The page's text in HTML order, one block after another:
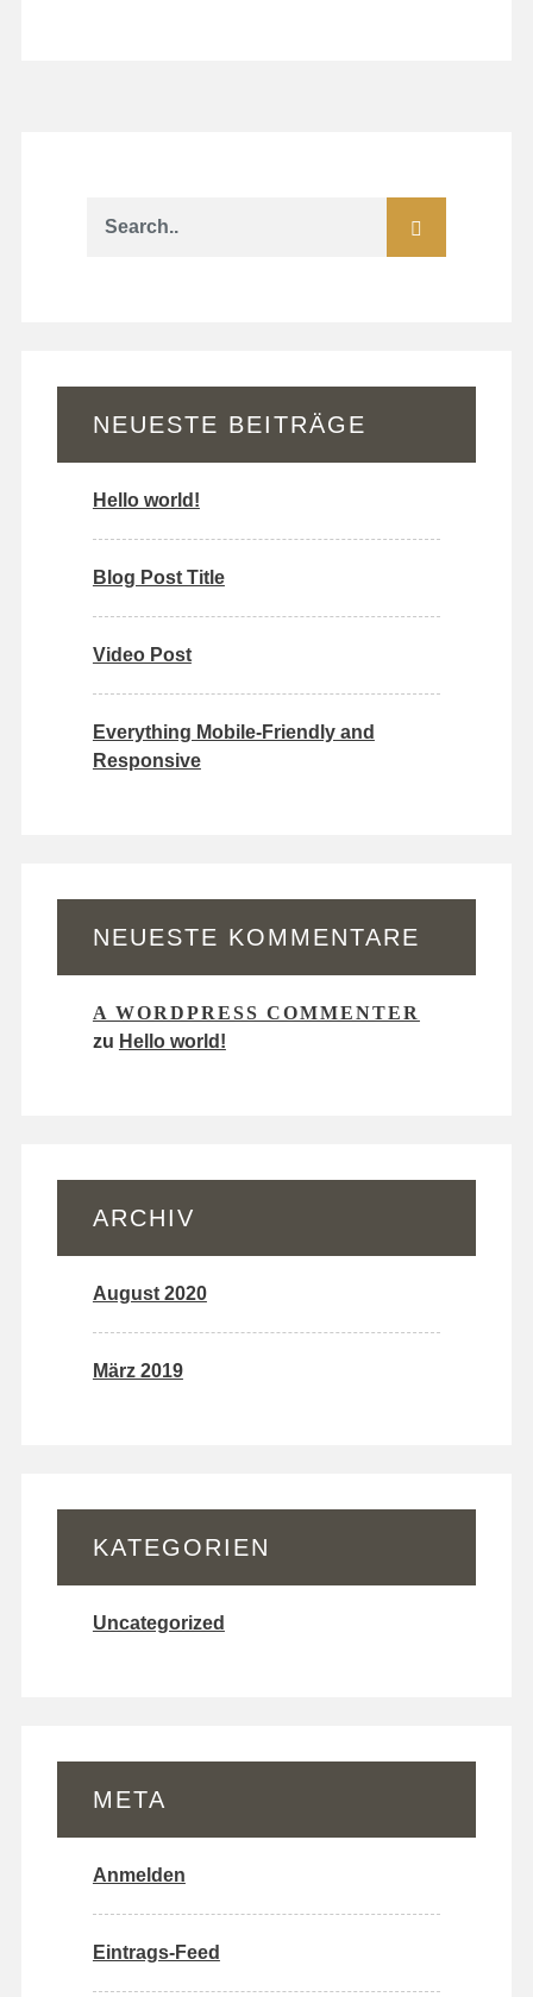
NEUESTE BEITRÄGE
Hello world!
Blog Post Title
Video Post
Everything Mobile-Friendly and
Responsive
NEUESTE KOMMENTARE
A WORDPRESS COMMENTER
zu Hello world!
ARCHIV
August 2020
März 2019
KATEGORIEN
Uncategorized
META
Anmelden
Eintrags-Feed